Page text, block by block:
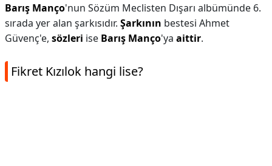
Barış Manço'nun Sözüm Meclisten Dışarı albümünde 6.
sırada yer alan şarkısıdır. Şarkının bestesi Ahmet
Güvenç'e, sözleri ise Barış Manço'ya aittir.
Fikret Kızılok hangi lise?